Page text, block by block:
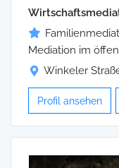
Mediation im
Winkeler
Profil ansehen